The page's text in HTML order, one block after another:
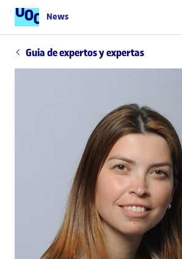
News
Guia de expertos y expertas